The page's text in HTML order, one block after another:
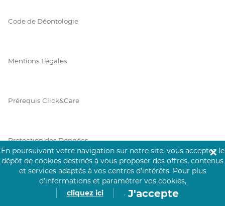
Code de Déontologie
Mentions Légales
Prérequis Click&Care
Protection des Données
Vie Privée
En poursuivant votre navigation sur notre site, vous acceptez le
dépôt de cookies destinés à vous proposer des offres, contenus
et services adaptés à vos centres d’intérêts. Pour plus
d’informations et paramétrer vos cookies,
cliquez ici
. J'accepte
✕